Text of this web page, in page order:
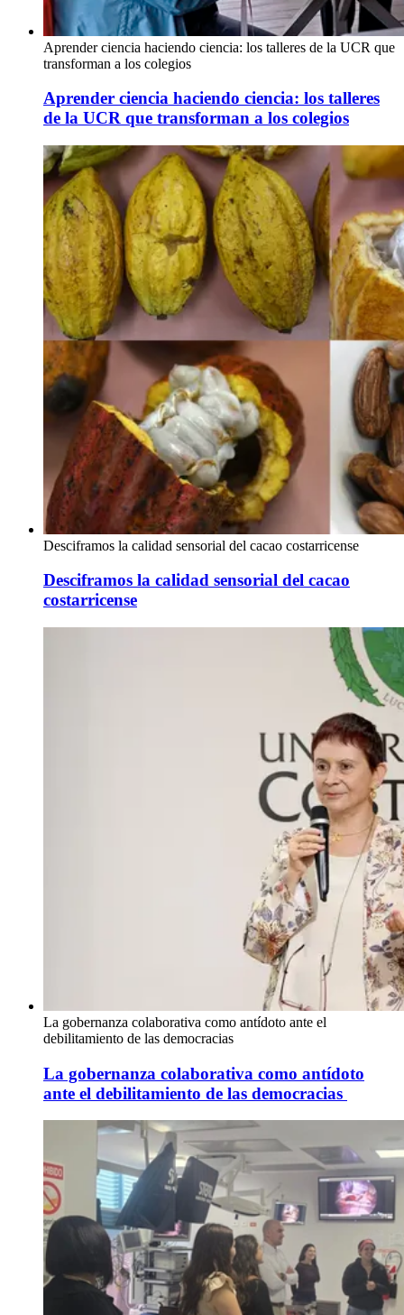
Aprender ciencia haciendo ciencia: los talleres de la UCR que
transforman a los colegios
Aprender ciencia haciendo ciencia: los talleres
de la UCR que transforman a los colegios
Desciframos la calidad sensorial del cacao costarricense
Desciframos la calidad sensorial del cacao
costarricense
La gobernanza colaborativa como antídoto ante el
debilitamiento de las democracias
La gobernanza colaborativa como antídoto
ante el debilitamiento de las democracias